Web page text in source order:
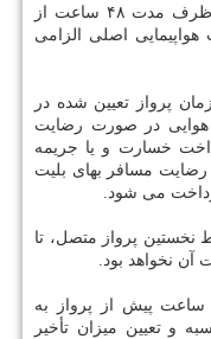
اقدام نماید. استرداد وجه مذکور حداکثر ظرف مدت ۴۸ ساعت از
اصلی الزامی
پرواز تعیین شده در
هوایی در صورت رضایت
خسارت و یا جریمه
رضایت مسافر بهای بلیت
می شود.
نخستین پرواز متصل، تا
صورتی که مراتب تأخیر پرواز تا ۷۲ ساعت پیش از پرواز به
و تعیین میزان تأخیر